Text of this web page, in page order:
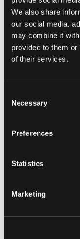
We also share
our social media,
may combine it
provided to them
of their services.
Selection
Necessary
Preferences
Statistics
Marketing
auf dem Alter
unterschiedliche
den Fokus auf
kann die
verbessern.
Zusätzlich zu
andere
die
können, wie
parallele